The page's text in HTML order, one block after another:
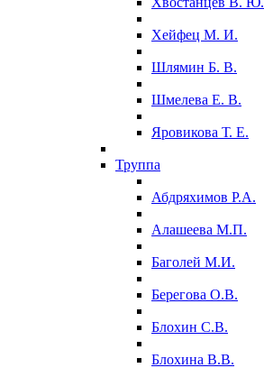
Хейфец М. И.
Шлямин Б. В.
Шмелева Е. В.
Яровикова Т. Е.
Труппа
Абдряхимов Р.А.
Алашеева М.П.
Баголей М.И.
Берегова О.В.
Блохин С.В.
Блохина В.В.